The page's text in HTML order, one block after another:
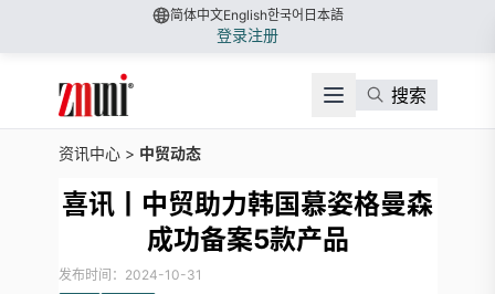
简体中文English한국어 日本語
登录注册
搜索
资讯中心 > 中贸动态
喜讯丨中贸助力韩国慕姿格曼森
成功备案5款产品
发布时间：2024-10-31